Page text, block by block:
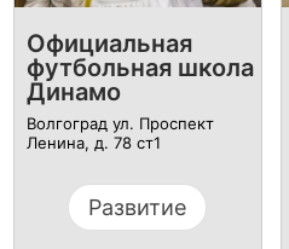
Официальная
футбольная школа
Динамо
Волгоград ул. Проспект
Ленина, д. 78 ст1
Развитие